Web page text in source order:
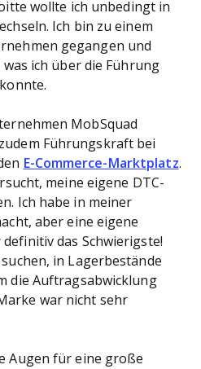
wollte ich unbedingt in
Ich bin zu einem
gegangen und
ich über die Führung
MobSquad
Führungskraft bei
E-Commerce-Marktplatz.
meine eigene DTC-
Ich habe in meiner
aber eine eigene
das Schwierigste!
in Lagerbestände
die Auftragsabwicklung
war nicht sehr
Augen für eine große